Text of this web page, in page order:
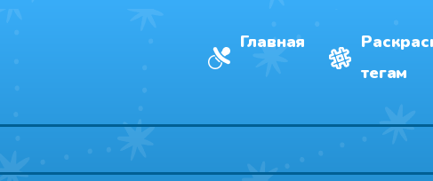
Главная
тегам